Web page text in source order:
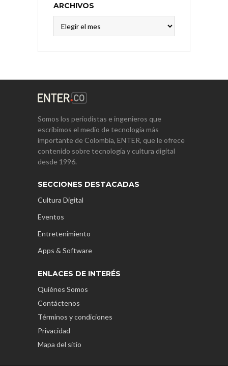
ARCHIVOS
Somos los periodistas e ingenieros que
escribimos el medio de tecnología más
importante de Colombia, ENTER, que le ofrece
contenido sobre tecnología y cultura digital
desde 1996.
SECCIONES DESTACADAS
Cultura Digital
Eventos
Entretenimiento
Apps & Software
ENLACES DE INTERÉS
Quiénes Somos
Contáctenos
Términos y condiciones
Privacidad
Mapa del sitio